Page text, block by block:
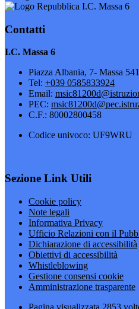
I.C. Massa 6
Contatti
I.C. Massa 6
Piazza Albania, 7- Massa
Tel: +039 0585833924
Email:
PEC:
C.F.: 80002800458
Codice univoco: UF9WRU
Sezione Link Utili
Cookie policy
Note legali
Informativa Privacy
Ufficio Relazioni con il
Dichiarazione di accessibilità
Obiettivi di accessibilità
Whistleblowing
Gestione consensi cookie
Amministrazione trasparente
Pagina visualizzata 2853